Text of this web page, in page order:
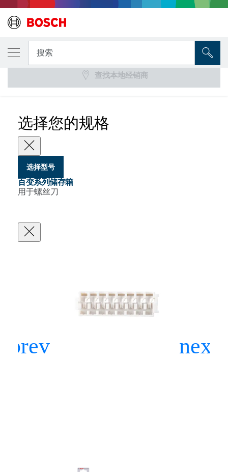
搜索
百变系列内嵌用短批头螺钉收纳盒
选择您的规格
选择型号
百变系列储存箱
用于螺丝刀
您选择的型号
百变系列储存箱
查找本地经销商